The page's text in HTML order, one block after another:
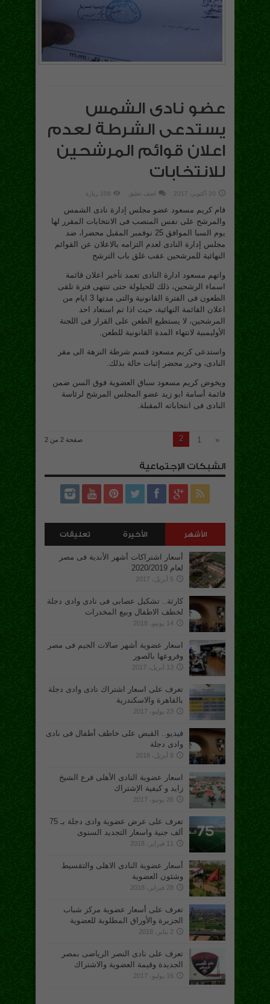
عضو نادى الشمس
يستدعى الشرطة لعدم
اعلان قوائم المرشحين
للانتخابات
20 أكتوبر، 2017 اضف تعليق 108 زيارة
قام كريم مسعود عضو مجلس إدارة نادى الشمس
والمرشح على نفس المنصب فى الانتخابات المقرر لها
يوم السبا الموافق 25 نوفمبر المقبل محضرا، ضد
مجلس إدارة النادى لعدم التزامه بالاعلان عن القوائم
النهائية للمرشحين عقب غلق باب الترشح
واتهم مسعود ادارة النادى تعمد تأخير اعلان قائمة
اسماء الرشحين، ذلك للحيلولة حتى تنتهى فترة تلقى
الطعون فى الفترة القانونية والتى مدتها 3 ايام من
اعلان القائمة النهائية، حيث اذا تم استعاد احد
المرشحين، لا يستطيع الطعن على القرار فى اللجنة
الأوليمبية لانتهاء المدة القانونية للطعن.
واستدعى كريم مسعود قسم شرطة النزهة الى مقر
النادى، وحرر محضر إثبات حالة بذلك.
ويخوض كريم مسعود سباق العضوية فوق السن ضمن
قائمة أسامة ابو زيد عضو المجلس المرشح لرئاسة
النادى فى انتخاباته المقبلة.
صفحة 2 من 2 «
1
2
الشبكات الإجتماعية
الأشهر الأخيرة تعليقات
أسعار اشتراكات أشهر الأندية فى مصر
لعام 2020/2019
5 أبريل، 2017
كارثة.. تشكيل عصابى فى نادى وادى دجلة
لخطف الاطفال وبيع المخدرات
14 يونيو، 2018
اسعار عضوية أشهر صالات الجيم فى مصر
وفروعها بالصور
13 أبريل، 2017
تعرف على اسعار اشتراك نادى وادى دجلة
بالقاهرة والاسكندرية
23 يوليو، 2017
فيديو.. القبض على خاطف أطفال فى نادى
وادى دجلة
8 أبريل، 2018
اسعار عضوية النادى الأهلى فرع الشيخ
زايد و كيفية الإشتراك
26 يونيو، 2017
تعرف على عرض عضوية وادى دجلة بـ 75
ألف جنية واسعار التجديد السنوى
11 فبراير، 2018
أسعار عضوية النادى الاهلى والتقسيط
وشئون العضوية
28 فبراير، 2018
تعرف على أسعار عضوية مركز شباب
الجزيرة والأوراق المطلوبة للعضوية
2 يناير، 2018
تعرف على نادى النصر الرياضى بمصر
الجديدة وقيمة العضوية والاشتراك
16 يوليو، 2017